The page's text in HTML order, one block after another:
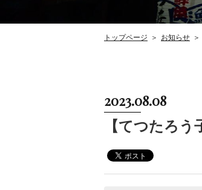
トップページ お知らせ
2023.08.08
【てつたろ